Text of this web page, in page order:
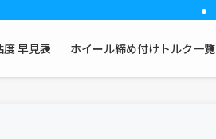
早見表 ホイール締め付けトルク一覧